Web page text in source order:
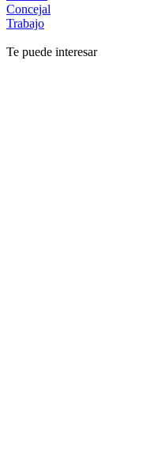
Concejal
Trabajo
Te puede interesar